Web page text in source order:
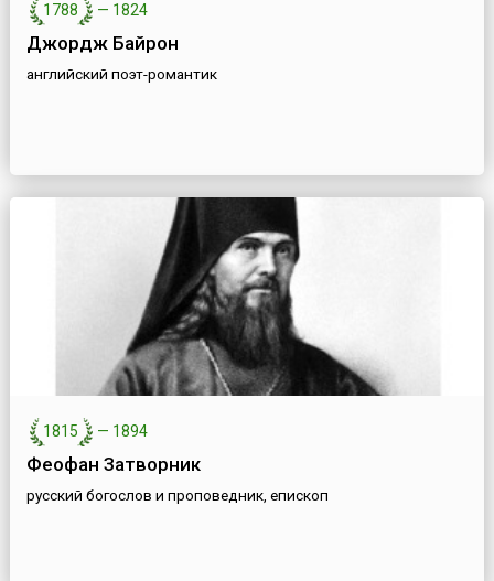
1788 — 1824
Джордж Байрон
английский поэт-романтик
1815 — 1894
Феофан Затворник
русский богослов и проповедник, епископ